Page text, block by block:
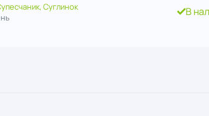
Суглинок
В